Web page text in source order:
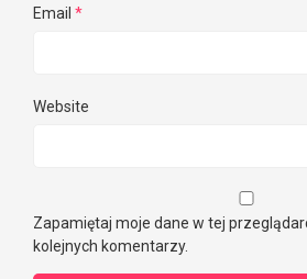
Email *
Website
Zapamiętaj moje dane w tej
kolejnych komentarzy.